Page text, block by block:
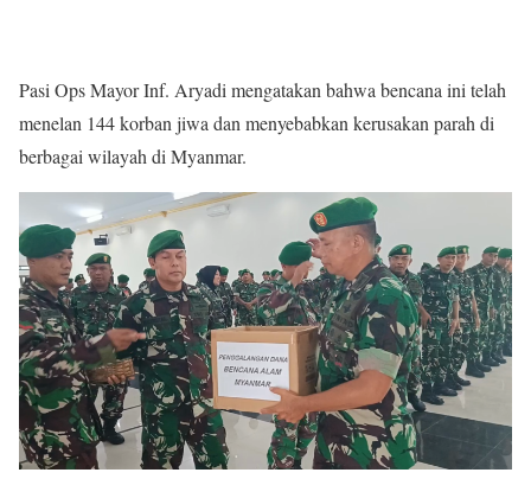
Pasi Ops Mayor Inf. Aryadi mengatakan bahwa bencana ini telah
menelan 144 korban jiwa dan menyebabkan kerusakan parah di
berbagai wilayah di Myanmar.